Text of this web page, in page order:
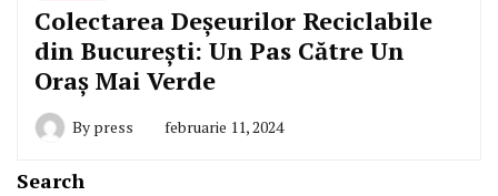
Colectarea Deșeurilor Reciclabile
din București: Un Pas Către Un
Oraș Mai Verde
By press februarie 11, 2024
Search